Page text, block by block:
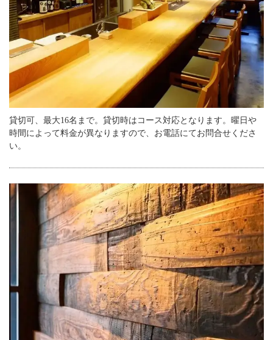
貸切可、最大16名まで。貸切時はコース対応となります。曜日や
時間によって料金が異なりますので、お電話にてお問合せくださ
い。